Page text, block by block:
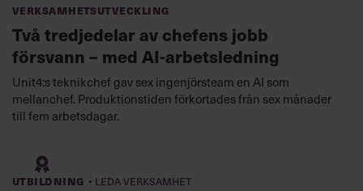
Verksamhetsutveckling
Två tredjedelar av chefens jobb
försvann – med AI-arbetsledning
Unit4:s teknikchef gav sex ingenjörsteam en AI som
mellanchef. Produktionstiden förkortades från sex månader
till fem arbetsdagar.
Utbildning · Leda verksamhet